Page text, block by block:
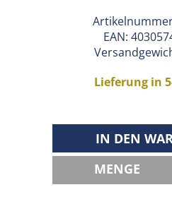
EAN:
Lieferung in
IN DEN
MENGE